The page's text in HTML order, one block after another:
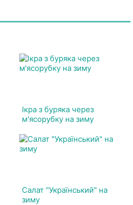
Ікра з буряка через
м'ясорубку на зиму
Салат "Український" на
зиму